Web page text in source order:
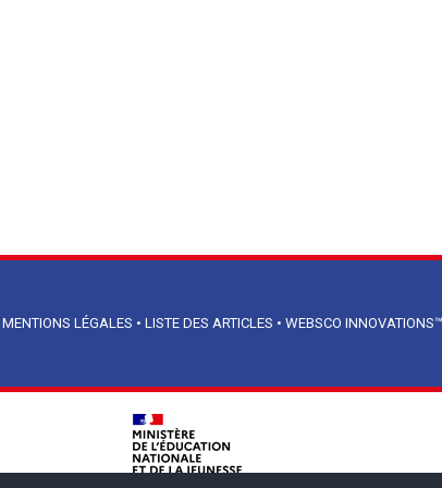
MENTIONS LÉGALES • LISTE DES ARTICLES • WEBSCO INNOVATIONS™